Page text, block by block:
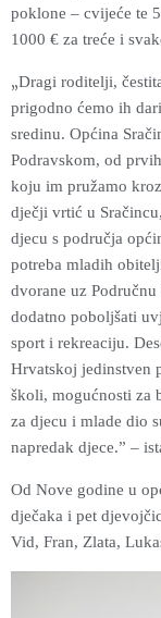
poklone – cvijeće te
1000 € za treće i
„Dragi roditelji,
prigodno ćemo ih
sredinu. Općina
Podravskom, od
koju im pružamo
dječji vrtić u
djecu s područja
potreba mladih
dvorane uz
dodatno poboljšati
sport i rekreaciju.
Hrvatskoj jedinstven
školi, mogućnosti za
za djecu i mlade dio
napredak djece.” –
Od Nove godine u
dječaka i pet
Vid, Fran, Zlata,